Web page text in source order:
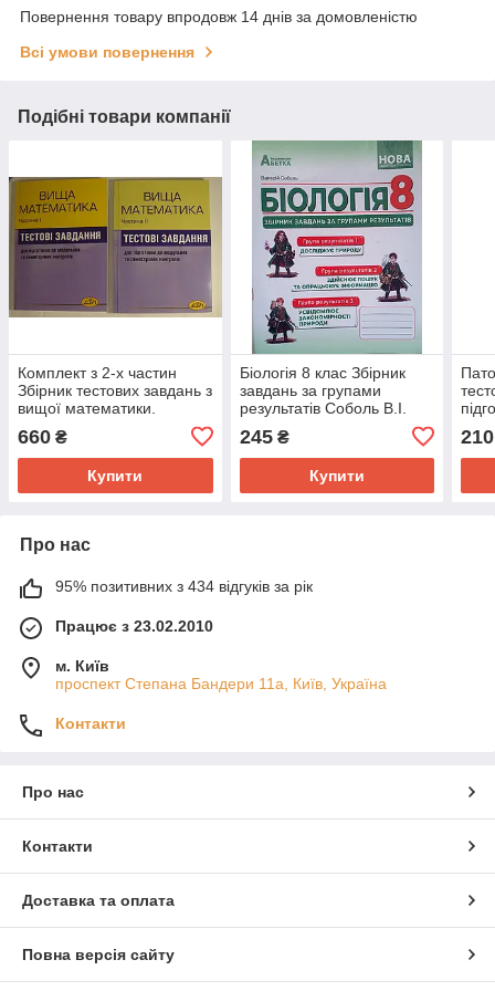
Повернення товару впродовж 14 днів за домовленістю
Всі умови повернення
Подібні товари компанії
Комплект з 2-х частин
Збірник тестових завдань з
вищої математики.
до модульних та
семестрових контрольних
660 ₴
Купити
Біологія 8 клас Збірник
завдань за групами
результатів Соболь В.І.
245₴
Купити
210
Про нас
95% позитивних з 434 відгуків за рік
Працює з 23.02.2010
м. Київ
проспект Степана Бандери 11а, Київ, Україна
Контакти
Про нас
Контакти
Доставка та оплата
Повна версія сайту